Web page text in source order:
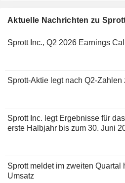
Aktuelle Nachrichten zu
Sprott Inc., Q2 2026 Earnings
Sprott-Aktie legt nach Q2-Zahlen
Sprott Inc. legt Ergebnisse für
erste Halbjahr bis zum 30. Juni
Sprott meldet im zweiten Quartal
Umsatz